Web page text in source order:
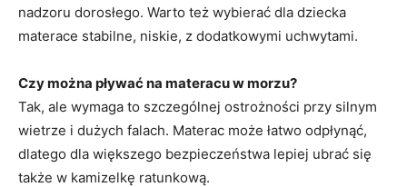
nadzoru dorosłego. Warto też wybierać dla dziecka
materace stabilne, niskie, z dodatkowymi uchwytami.
Czy można pływać na materacu w morzu?
Tak, ale wymaga to szczególnej ostrożności przy silnym
wietrze i dużych falach. Materac może łatwo odpłynąć,
dlatego dla większego bezpieczeństwa lepiej ubrać się
także w kamizelkę ratunkową.